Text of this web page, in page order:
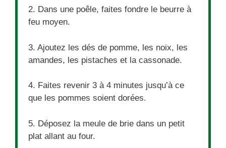
2. Dans une poêle, faites fondre le beurre à
feu moyen.
3. Ajoutez les dés de pomme, les noix, les
amandes, les pistaches et la cassonade.
4. Faites revenir 3 à 4 minutes jusqu’à ce
que les pommes soient dorées.
5. Déposez la meule de brie dans un petit
plat allant au four.